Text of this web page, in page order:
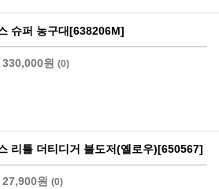
슈퍼 농구대[638206M]
330,000원 (0)
리틀 더티디거 불도저(옐로우)[650567]
27,900원 (0)